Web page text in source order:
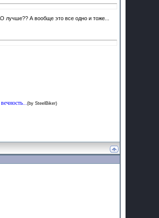
лучше?? А вообще это все одно и тоже...
(by SteelBiker)